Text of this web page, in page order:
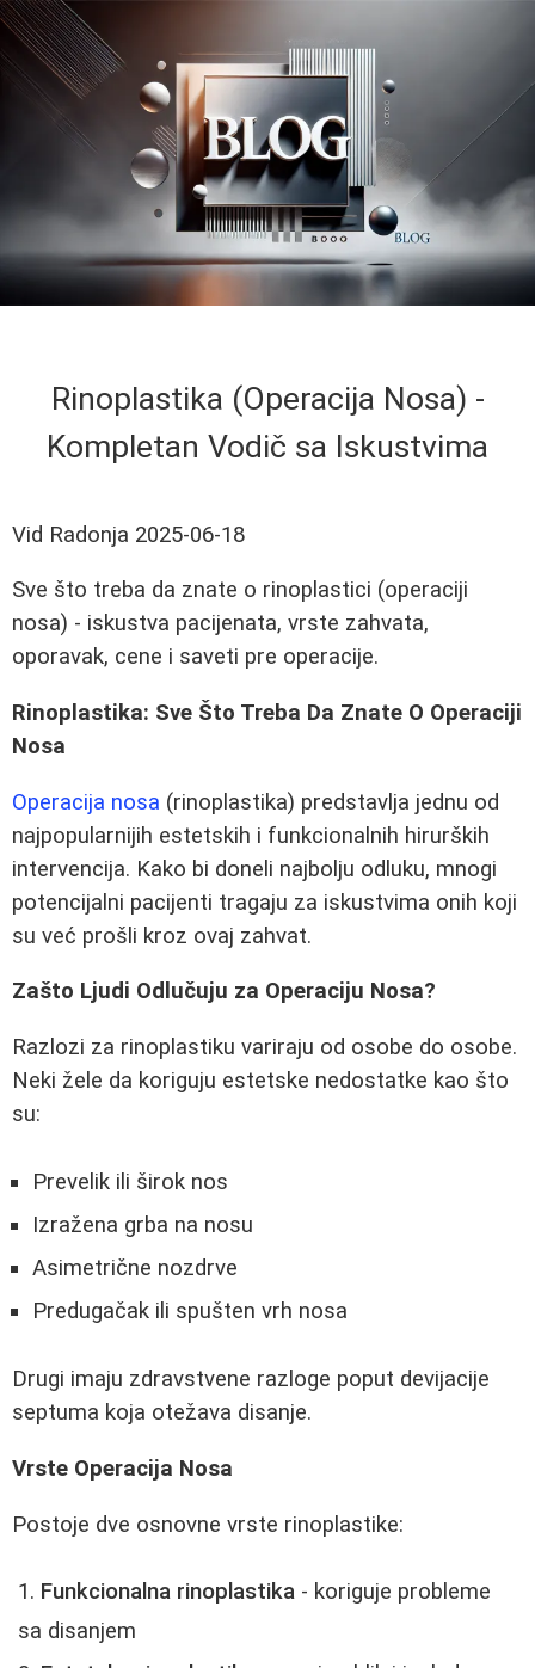
Rinoplastika (Operacija Nosa) -
Kompletan Vodič sa Iskustvima
Vid Radonja 2025-06-18
Sve što treba da znate o rinoplastici (operaciji
nosa) - iskustva pacijenata, vrste zahvata,
oporavak, cene i saveti pre operacije.
Rinoplastika: Sve Što Treba Da Znate O Operaciji
Nosa
Operacija nosa (rinoplastika) predstavlja jednu od
najpopularnijih estetskih i funkcionalnih hirurških
intervencija. Kako bi doneli najbolju odluku, mnogi
potencijalni pacijenti tragaju za iskustvima onih koji
su već prošli kroz ovaj zahvat.
Zašto Ljudi Odlučuju za Operaciju Nosa?
Razlozi za rinoplastiku variraju od osobe do osobe.
Neki žele da koriguju estetske nedostatke kao što
su:
Prevelik ili širok nos
Izražena grba na nosu
Asimetrične nozdrve
Predugačak ili spušten vrh nosa
Drugi imaju zdravstvene razloge poput devijacije
septuma koja otežava disanje.
Vrste Operacija Nosa
Postoje dve osnovne vrste rinoplastike:
Funkcionalna rinoplastika - koriguje probleme
sa disanjem